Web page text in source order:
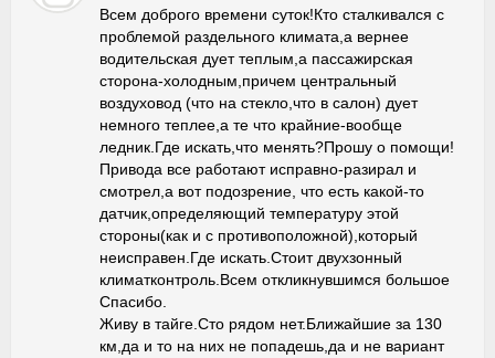
Всем доброго времени суток!Кто сталкивался с
проблемой раздельного климата,а вернее
водительская дует теплым,а пассажирская
сторона-холодным,причем центральный
воздуховод (что на стекло,что в салон) дует
немного теплее,а те что крайние-вообще
ледник.Где искать,что менять?Прошу о помощи!
Привода все работают исправно-разирал и
смотрел,а вот подозрение, что есть какой-то
датчик,определяющий температуру этой
стороны(как и с противоположной),который
неисправен.Где искать.Стоит двухзонный
климатконтроль.Всем откликнувшимся большое
Спасибо.
Живу в тайге.Сто рядом нет.Ближайшие за 130
км,да и то на них не попадешь,да и не вариант